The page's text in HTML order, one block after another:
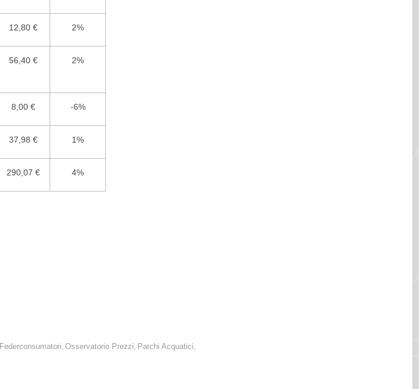
12,80 € 2%
56,40 € 2%
8,00 € -6%
37,98 € 1%
290,07 € 4%
Federconsumatori, Osservatorio Prezzi, Parchi Acquatici,